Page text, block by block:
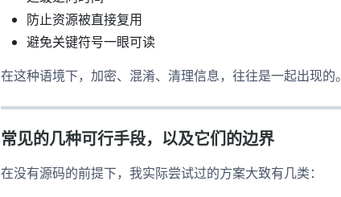
防止资源被直接复用
避免关键符号一眼可读
在这种语境下，加密、混淆、清理信息，往往是一起出现的。
常见的几种可行手段，以及它们的边界
在没有源码的前提下，我实际尝试过的方案大致有几类：